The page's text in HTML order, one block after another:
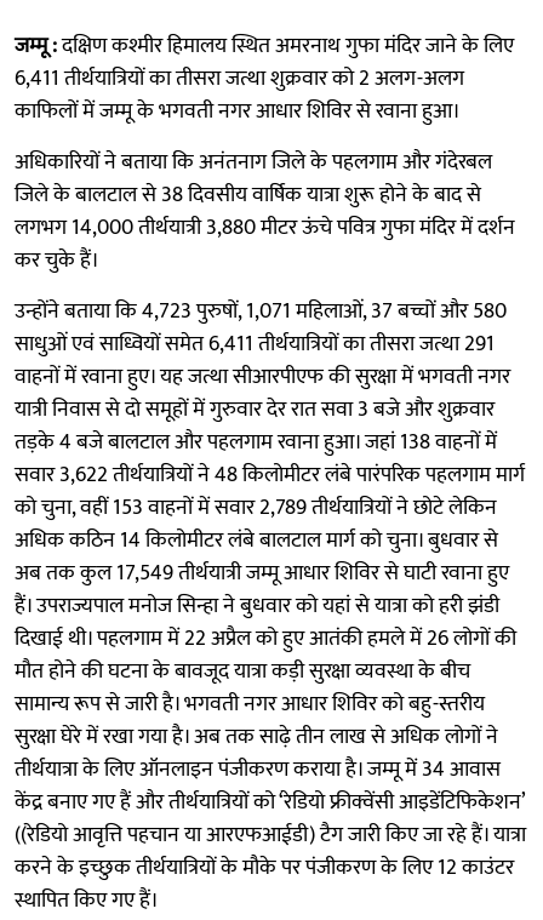
जम्मू :दक्षिण कश्मीर हिमालय स्थित अमरनाथ गुफा मंदिर जाने के लिए
6,411 तीर्थयात्रियों का तीसरा जत्था शुक्रवार को 2 अलग-अलग
काफिलों में जम्मू के भगवती नगर आधार शिविर से रवाना हुआ।
अधिकारियों ने बताया कि अनंतनाग जिले के पहलगाम और गंदेरबल
जिले के बालटाल से 38 दिवसीय वार्षिक यात्रा शुरू होने के बाद से
लगभग 14,000 तीर्थयात्री 3,880 मीटर ऊंचे पवित्र गुफा मंदिर में दर्शन
कर चुके हैं।
उन्होंने बताया कि 4,723 पुरुषों, 1,071 महिलाओं, 37 बच्चों और 580
साधुओं एवं साध्वियों समेत 6,411 तीर्थयात्रियों का तीसरा जत्था 291
वाहनों में रवाना हुए। यह जत्था सीआरपीएफ की सुरक्षा में भगवती नगर
यात्री निवास से दो समूहों में गुरुवार देर रात सवा 3 बजे और शुक्रवार
तड़के 4 बजे बालटाल और पहलगाम रवाना हुआ। जहां 138 वाहनों में
सवार 3,622 तीर्थयात्रियों ने 48 किलोमीटर लंबे पारंपरिक पहलगाम मार्ग
को चुना, वहीं 153 वाहनों में सवार 2,789 तीर्थयात्रियों ने छोटे लेकिन
अधिक कठिन 14 किलोमीटर लंबे बालटाल मार्ग को चुना। बुधवार से
अब तक कुल 17,549 तीर्थयात्री जम्मू आधार शिविर से घाटी रवाना हुए
हैं। उपराज्यपाल मनोज सिन्हा ने बुधवार को यहां से यात्रा को हरी झंडी
दिखाई थी। पहलगाम में 22 अप्रैल को हुए आतंकी हमले में 26 लोगों की
मौत होने की घटना के बावजूद यात्रा कड़ी सुरक्षा व्यवस्था के बीच
सामान्य रूप से जारी है। भगवती नगर आधार शिविर को बहु-स्तरीय
सुरक्षा घेरे में रखा गया है। अब तक साढ़े तीन लाख से अधिक लोगों ने
तीर्थयात्रा के लिए ऑनलाइन पंजीकरण कराया है। जम्मू में 34 आवास
केंद्र बनाए गए हैं और तीर्थयात्रियों को ‘रेडियो फ्रीक्वेंसी आइडेंटिफिकेशन’
((रेडियो आवृत्ति पहचान या आरएफआईडी) टैग जारी किए जा रहे हैं। यात्रा
करने के इच्छुक तीर्थयात्रियों के मौके पर पंजीकरण के लिए 12 काउंटर
स्थापित किए गए हैं।